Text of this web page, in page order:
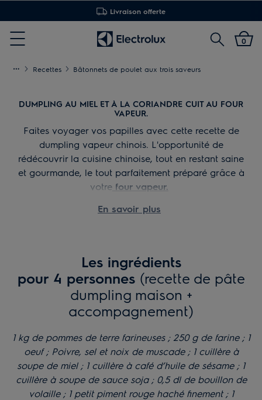
Installation offerte
Menu
Rechercher
0
Recettes Bâtonnets de poulet aux trois saveurs
DUMPLING AU MIEL ET À LA CORIANDRE CUIT AU FOUR
VAPEUR.
Faites voyager vos papilles avec cette recette de
dumpling vapeur chinois. L'opportunité de
rédécouvrir la cuisine chinoise, tout en restant saine
et gourmande, le tout parfaitement préparé grâce à
votre four vapeur.
de pommes de terre est originale grâce au mélange
découvrir notre recette de pâte dumpling vapeur
maison avec un accompagnement original. A vous
de jouer !
En savoir plus
Les ingrédients
pour 4 personnes (recette de pâte
dumpling maison +
accompagnement)
1 kg de pommes de terre farineuses ; 250 g de farine ; 1
oeuf ; Poivre, sel et noix de muscade ; 1 cuillère à
soupe de miel ; 1 cuillère à café d’huile de sésame ; 1
cuillère à soupe de sauce soja ; 0,5 dl de bouillon de
volaille ; 1 petit piment rouge haché finement ; 1